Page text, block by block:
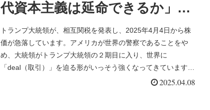
代資本主義は延命できるか」
（小幡績）を読んでー
トランプ大統領が、相互関税を発表し、2025年4月4日から株
価が急落しています。アメリカが世界の警察であることをや
め、大統領がトランプ大統領の２期目に入り、世界に
「deal（取引）」を迫る形がいっそう強くなってきています。
2025.04.08